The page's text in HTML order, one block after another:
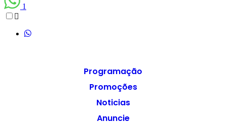
1
Programação
Promoções
Noticias
Anuncie